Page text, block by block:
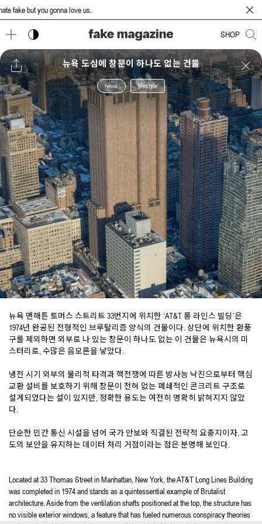
but you gonna love us.
다크 모드 토글 SHOP
뉴욕 도심에 창문이 하나도 없는 건물
news lifestyle
뉴욕 맨해튼 토머스 스트리트 33번지에 위치한 ‘AT&T 롱 라인스 빌딩’은
1974년 완공된 전형적인 브루탈리즘 양식의 건물이다. 상단에 위치한 환풍
구를 제외하면 외부로 나 있는 창문이 하나도 없는 이 건물은 뉴욕시의 미
스터리로, 수많은 음모론을 낳았다.
냉전 시기 외부의 물리적 타격과 핵전쟁에 따른 방사능 낙진으로부터 핵심
교환 설비를 보호하기 위해 창문이 전혀 없는 폐쇄적인 콘크리트 구조로
설계되었다는 설이 있지만, 정확한 용도는 여전히 명확히 밝혀지지 않았
다.
단순한 민간 통신 시설을 넘어 국가 안보와 직결된 전략적 요충지이자, 고
도의 보안을 유지하는 데이터 처리 거점이라는 점은 분명해 보인다.
Located at 33 Thomas Street in Manhattan, New York, the AT&T Long Lines Building
was completed in 1974 and stands as a quintessential example of Brutalist
architecture. Aside from the ventilation shafts positioned at the top, the structure has
no visible exterior windows, a feature that has fueled numerous conspiracy theories